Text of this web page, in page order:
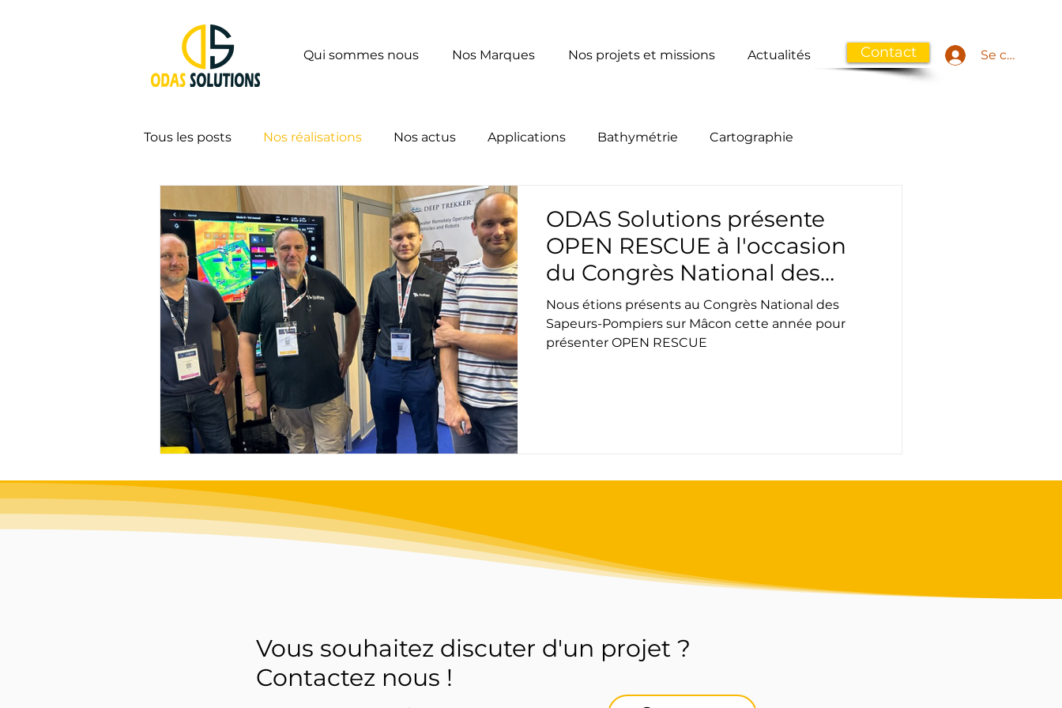
Qui sommes nous Nos Marques Nos projets et missions Actualités Contact Se
Tous les posts Nos réalisations Nos actus Applications Bathymétrie Cartographie
Environnement Analyse Actus
ODAS Solutions présente
OPEN RESCUE à l'occasion
du Congrès National des
Sapeurs-Pompiers
Nous étions présents au Congrès National des
Sapeurs-Pompiers sur Mâcon cette année pour
présenter OPEN RESCUE
Vous souhaitez discuter d'un projet ?
Contactez nous !